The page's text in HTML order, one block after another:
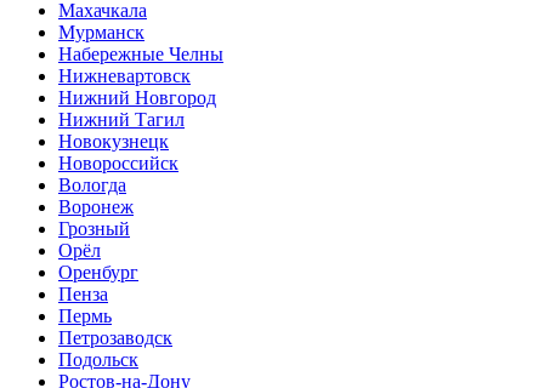
Махачкала
Мурманск
Набережные Челны
Нижневартовск
Нижний Новгород
Нижний Тагил
Новокузнецк
Новороссийск
Вологда
Воронеж
Грозный
Орёл
Оренбург
Пенза
Пермь
Петрозаводск
Подольск
Ростов-на-Дону